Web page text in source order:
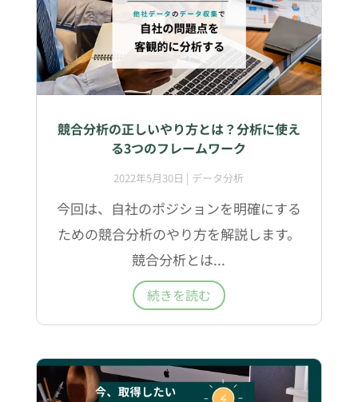
競合分析の正しいやり方とは？分析に使え
る3つのフレームワーク
2022年5月30日 | データ分析
今回は、自社のポジションを明確にする
ための競合分析のやり方を解説します。
競合分析とは...
続きを読む